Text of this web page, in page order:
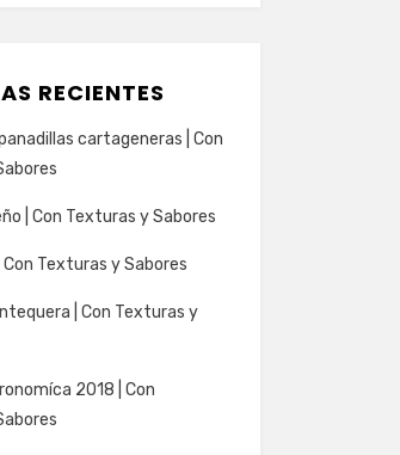
RECIENTES
cartageneras | Con
| Con Texturas y Sabores
Con Texturas y Sabores
| Con Texturas y
2018 | Con